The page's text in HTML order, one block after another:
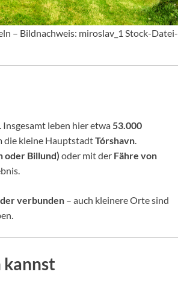
– Bildnachweis: miroslav_1 Stock-Datei-
leben hier etwa53.000
die kleine HauptstadtTórshavn.
oder Billund) oder mit der Fähre von
verbunden – auch kleinere Orte sind
kannst